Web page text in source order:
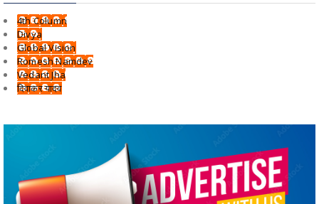
4th Column
Divya
Global Vision
Romesh Namdev
Vedant Jha
दिवाकर यादव